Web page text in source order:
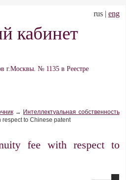
rus | eng
кабинет
г.Москвы. № 1135 в Реестре
→ Интеллектуальная собственность
respect to Chinese patent
fee with respect to